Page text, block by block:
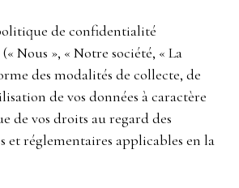
de confidentialité
Nous », « Notre société, « La
des modalités de collecte, de
de vos données à caractère
de vos droits au regard des
et réglementaires applicables en la